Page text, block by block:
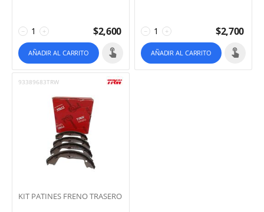
+
− $2,600
AÑADIR AL CARRITO
+
− $2,700
AÑADIR AL CARRITO
93389683TRW
KIT PATINES FRENO TRASERO